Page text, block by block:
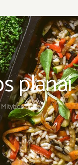
planai
Mitybos planai